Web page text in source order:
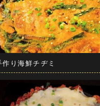
作り海鮮チヂミ